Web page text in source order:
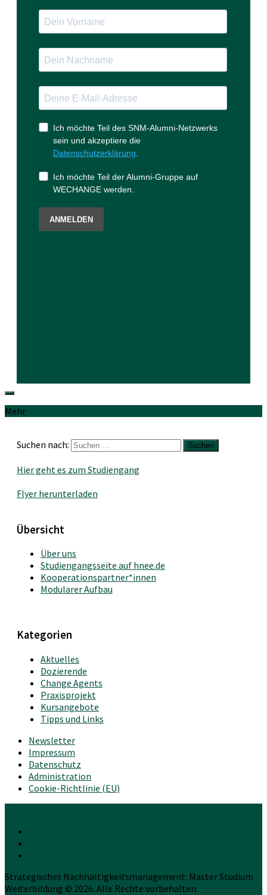
Mehr
Suchen nach:
Hier geht es zum Studiengang
Flyer herunterladen
Übersicht
Über uns
Studiengangsseite auf hnee.de
Kooperationspartner*innen
Modularer Aufbau
Kategorien
Aktuelles
Dozierende
Change Agents
Praxisprojekt
Kursangebote
Tipps und Links
Newsletter
Impressum
Datenschutz
Administration
Cookie-Richtlinie (EU)
Strategisches Nachhaltigkeitsmanagement: Master Studium
Weiterbildung © 2026. Alle Rechte vorbehalten.